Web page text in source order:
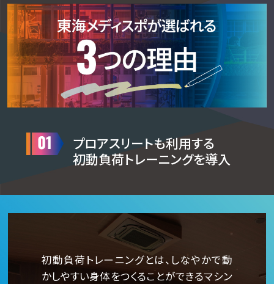
プロアスリートも利用する
初動負荷トレーニングを導入
初動負荷トレーニングとは、しなやかで動
かしやすい身体をつくることができるマシン